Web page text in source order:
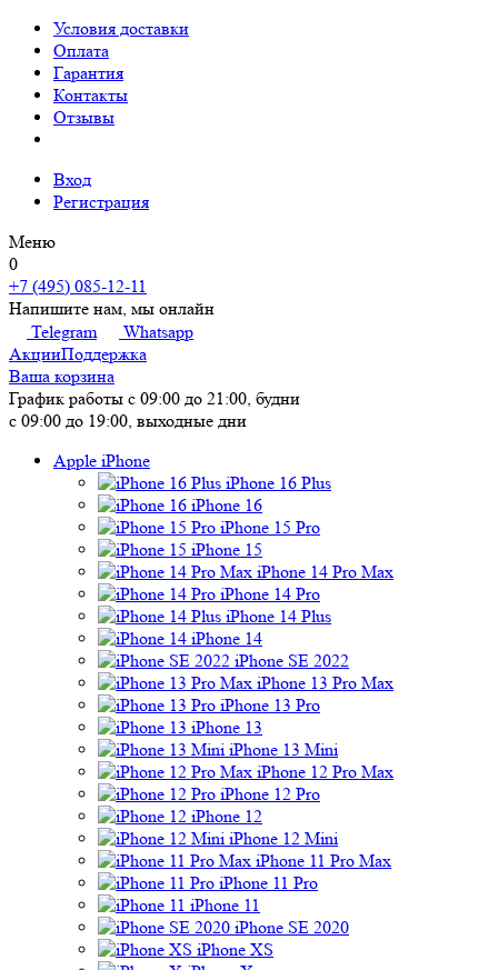
Условия доставки
Оплата
Гарантия
Контакты
Отзывы
Вход
Регистрация
Меню
0
+7 (495) 085-12-11
Напишите нам, мы онлайн
Telegram
Whatsapp
АкцииПоддержка
Ваша корзина
График работы с 09:00 до 21:00, будни
с 09:00 до 19:00, выходные дни
Apple iPhone
iPhone 16 Plus
iPhone 16
iPhone 15 Pro
iPhone 15
iPhone 14 Pro Max
iPhone 14 Pro
iPhone 14 Plus
iPhone 14
iPhone SE 2022
iPhone 13 Pro Max
iPhone 13 Pro
iPhone 13
iPhone 13 Mini
iPhone 12 Pro Max
iPhone 12 Pro
iPhone 12
iPhone 12 Mini
iPhone 11 Pro Max
iPhone 11 Pro
iPhone 11
iPhone SE 2020
iPhone XS